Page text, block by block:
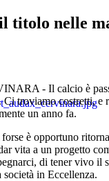
titolo nelle
- Il calcio è
Ci troviamo costretti, e
un anno fa.
è opportuno
vita a un progetto
di tener vivo il
società in Eccellenza.